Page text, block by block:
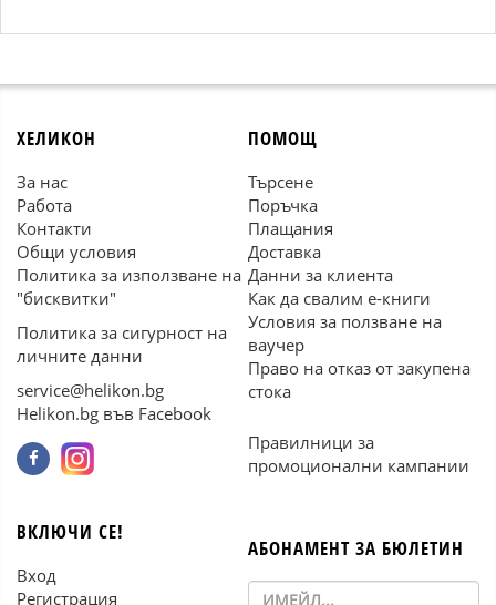
ХЕЛИКОН
За нас
Работа
Контакти
Общи условия
Политика за използване на
"бисквитки"
Политика за сигурност на
личните данни
service@helikon.bg
Helikon.bg във Facebook
ПОМОЩ
Търсене
Поръчка
Плащания
Доставка
Данни за клиента
Как да свалим е-книги
Условия за ползване на
ваучер
Право на отказ от закупена
стока
Правилници за
промоционални кампании
ВКЛЮЧИ СЕ!
Вход
Регистрация
АБОНАМЕНТ ЗА БЮЛЕТИН